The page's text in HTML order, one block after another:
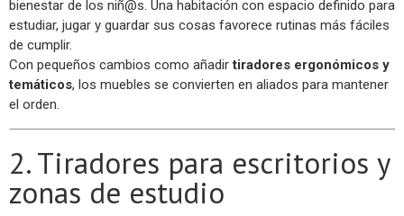
bienestar de los niñ@s. Una habitación con espacio definido para
estudiar, jugar y guardar sus cosas favorece rutinas más fáciles
de cumplir.
Con pequeños cambios como añadirtiradores ergonómicos y
temáticos, los muebles se convierten en aliados para mantener
el orden.
2. Tiradores para escritorios y
zonas de estudio